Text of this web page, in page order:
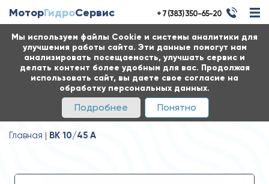
Мы используем файлы Cookie и системы аналитики для
улучшения работы сайта. Эти данные помогут нам
анализировать посещаемость, улучшать сервис и
делать контент более удобным для вас. Продолжая
использовать сайт, вы даете свое согласие на
обработку персональных данных.
Подробнее Понятно
МоторГидроСервис + 7 (383) 350-65-20
Главная ВК 10/45 А